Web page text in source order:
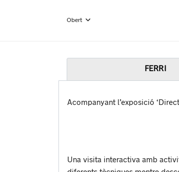
Obert
FERRI
Acompanyant l’exposició
Una visita interactiva amb